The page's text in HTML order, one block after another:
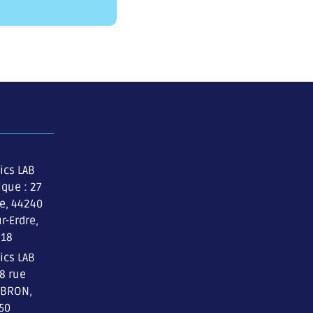
LAB
: 27
44240
Erdre,
LAB
rue